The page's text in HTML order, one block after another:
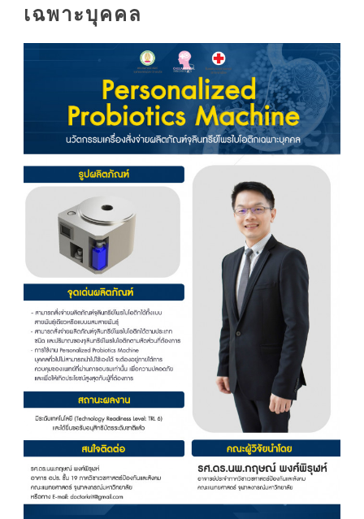
เฉพาะบุคคล